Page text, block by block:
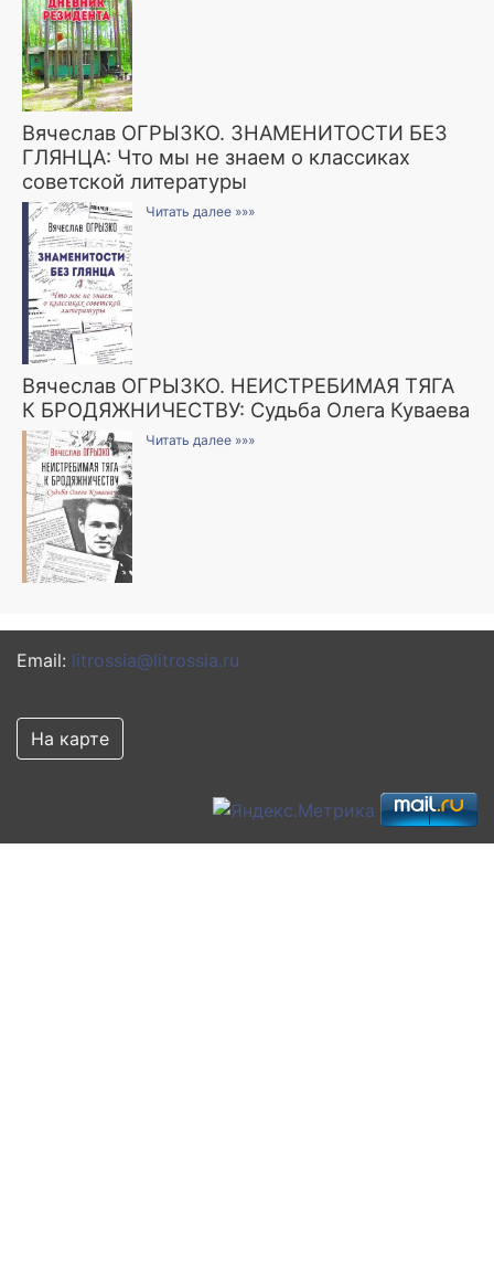
Вячеслав ОГРЫЗКО. ЗНАМЕНИТОСТИ БЕЗ
ГЛЯНЦА: Что мы не знаем о классиках
советской литературы
Читать далее »»»
Вячеслав ОГРЫЗКО. НЕИСТРЕБИМАЯ ТЯГА
К БРОДЯЖНИЧЕСТВУ: Судьба Олега Куваева
Читать далее »»»
Email: litrossia@litrossia.ru
На карте